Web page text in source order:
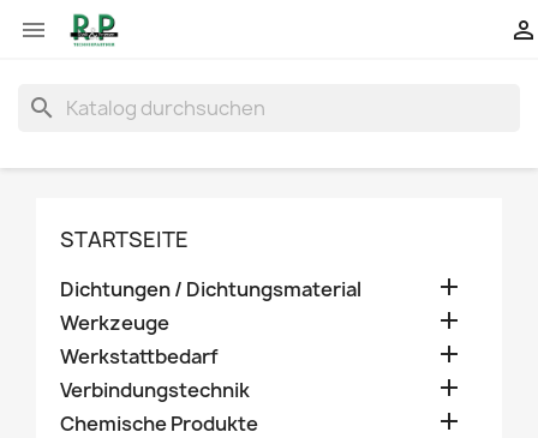
 
search
STARTSEITE
Dichtungen / Dichtungsmaterial 
Werkzeuge 
Werkstattbedarf 
Verbindungstechnik 
Chemische Produkte 